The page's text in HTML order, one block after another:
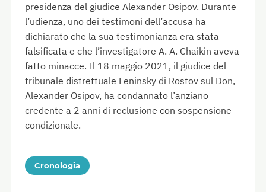
presidenza del giudice Alexander Osipov. Durante
l’udienza, uno dei testimoni dell’accusa ha
dichiarato che la sua testimonianza era stata
falsificata e che l’investigatore A. A. Chaikin aveva
fatto minacce. Il 18 maggio 2021, il giudice del
tribunale distrettuale Leninsky di Rostov sul Don,
Alexander Osipov, ha condannato l’anziano
credente a 2 anni di reclusione con sospensione
condizionale.
Cronologia